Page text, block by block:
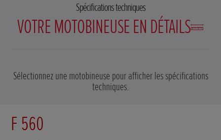
Spécifications techniques
VOTRE MOTOBINEUSE EN DÉTAILS
Sélectionnez une motobineuse pour afficher les spécifications
techniques.
F 560